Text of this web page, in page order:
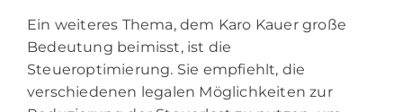
Ein weiteres Thema, dem Karo Kauer große
Bedeutung beimisst, ist die
Steueroptimierung. Sie empfiehlt, die
verschiedenen legalen Möglichkeiten zur